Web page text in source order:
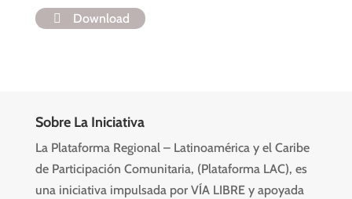
Download
Sobre La Iniciativa
La Plataforma Regional – Latinoamérica y el Caribe
de Participación Comunitaria, (Plataforma LAC), es
una iniciativa impulsada por VÍA LIBRE y apoyada